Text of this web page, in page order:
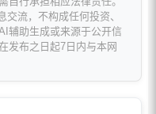
流，不构成任何投资、
辅助生成或来源于公开信
发布之日起7日内与本网